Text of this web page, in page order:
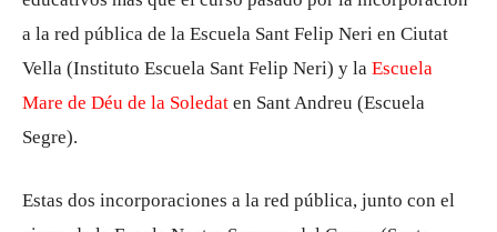
a la red pública de la Escuela Sant Felip Neri en Ciutat
Vella (Instituto Escuela Sant Felip Neri) y la Escuela
Mare de Déu de la Soledat en Sant Andreu (Escuela
Segre).
Estas dos incorporaciones a la red pública, junto con el